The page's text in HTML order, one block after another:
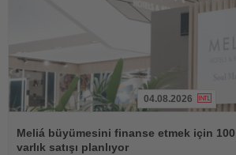
Oku
04.08.2026
Meliá büyümesini finanse etmek için
varlık satışı planlıyor